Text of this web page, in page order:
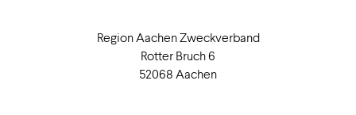
Region Aachen Zweckverband
Rotter Bruch 6
52068 Aachen